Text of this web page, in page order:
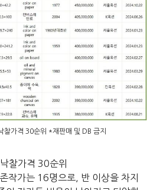
찰가격 30순위 *재판매 및 DB 금지
찰가격 30순위
작가는 16명으로, 반 이상을 차지